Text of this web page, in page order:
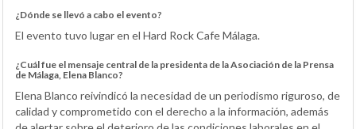
¿Dónde se llevó a cabo el evento?
El evento tuvo lugar en el Hard Rock Cafe Málaga.
¿Cuál fue el mensaje central de la presidenta de la Asociación de la Prensa
de Málaga, Elena Blanco?
Elena Blanco reivindicó la necesidad de un periodismo riguroso, de
calidad y comprometido con el derecho a la información, además